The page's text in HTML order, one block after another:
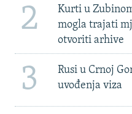
2
Kurti u
mogla trajati
otvoriti arhive
3
Rusi u Crnoj
uvođenja viza